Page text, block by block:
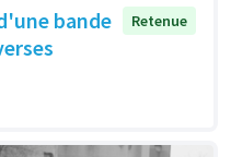
bande
Retenue